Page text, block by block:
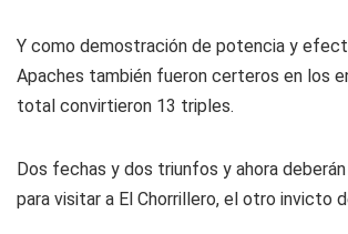
Y como demostración de potencia y
Apaches también fueron certeros en los
total convirtieron 13 triples.
Dos fechas y dos triunfos y ahora deberán
para visitar a El Chorrillero, el otro invicto